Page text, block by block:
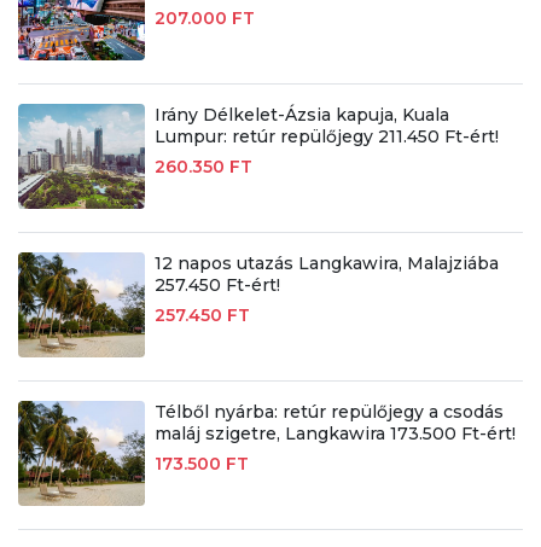
207.000 FT
Irány Délkelet-Ázsia kapuja, Kuala
Lumpur: retúr repülőjegy 211.450 Ft-ért!
260.350 FT
12 napos utazás Langkawira, Malajziába
257.450 Ft-ért!
257.450 FT
Télből nyárba: retúr repülőjegy a csodás
maláj szigetre, Langkawira 173.500 Ft-ért!
173.500 FT